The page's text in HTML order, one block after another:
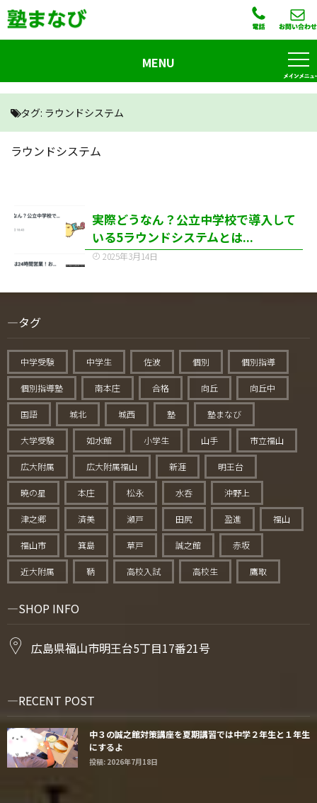
タグ: ラウンドシステム
ラウンドシステム
実際どうなん？公立中学校で導入して
いる5ラウンドシステムとは...
2025年3月14日
タグ
中学受験 中学生 佐波 個別 個別指導
個別指導塾 南本庄 合格 向丘 向丘中
国語 城北 城西 塾 塾まなび
大学受験 如水館 小学生 山手 市立福山
広大附属 広大附属福山 新涯 明王台
暁の星 本庄 松永 水呑 沖野上
津之郷 済美 瀬戸 田尻 盈進 福山
福山市 箕島 草戸 誠之館 赤坂
近大附属 鞆 高校入試 高校生 鷹取
SHOP INFO
広島県福山市明王台5丁目17番21号
RECENT POST
中３の誠之館対策講座を夏期講習では中学２年生と１年生
にするよ
投稿: 2026年7月18日
MENU